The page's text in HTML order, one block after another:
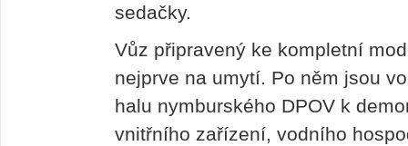
sedačky.
Vůz připravený ke kompletní
nejprve na umytí. Po něm jsou
halu nymburského DPOV k
vnitřního zařízení, vodního